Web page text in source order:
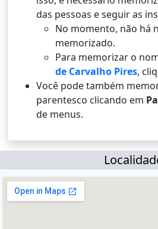
das pessoas e seguir as
No momento, não há
memorizado.
Para memorizar o
de Carvalho Pires,
Você pode também
parentesco clicando em
de menus.